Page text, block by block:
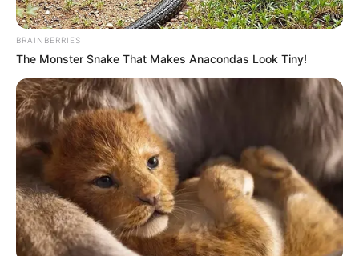
ΕΥΒΟΙΑ
ΤΑΥΤΟΤΗΤΑ ΚΑΙ ΕΠΙΚΟΙΝΩΝΙΑ ΟΡΟΙ ΧΡΗΣΗΣ
BRAINBERRIES
The Monster Snake That Makes Anacondas Look Tiny!